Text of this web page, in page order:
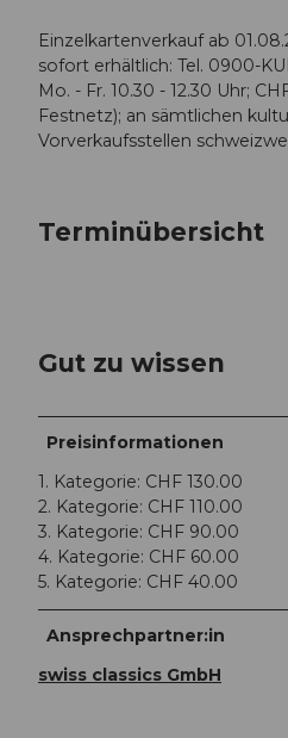
Einzelkartenverkauf ab
sofort erhältlich: Tel. 0900-
Mo. - Fr. 10.30 - 12.30 Uhr;
Festnetz); an sämtlichen
Vorverkaufsstellen
Terminübersicht
Gut zu wissen
Preisinformationen
1. Kategorie: CHF 130.00
2. Kategorie: CHF 110.00
3. Kategorie: CHF 90.00
4. Kategorie: CHF 60.00
5. Kategorie: CHF 40.00
Ansprechpartner:in
swiss classics GmbH